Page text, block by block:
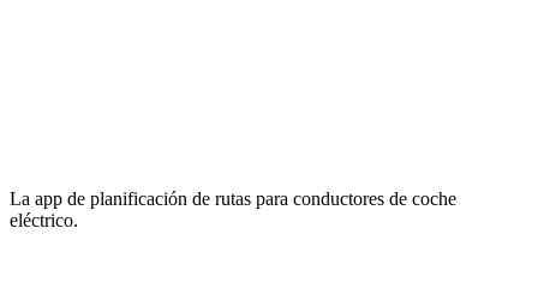
La app de planificación de rutas para conductores de coche
eléctrico.